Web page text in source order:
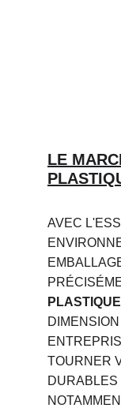
LE
AVEC
TOURNER
DURABLES